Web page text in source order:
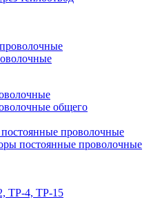
общего
проволочные
постоянные проволочные
ТР-4, ТР-15